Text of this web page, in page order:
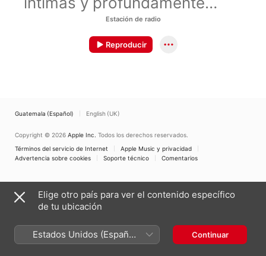
conmovedoras, de
intérpretes selectos.
Estación de radio
Reproducir
Guatemala (Español) English (UK)
Copyright © 2026 Apple Inc. Todos los derechos reservados.
Términos del servicio de Internet
Apple Music y privacidad
Advertencia sobre cookies
Soporte técnico Comentarios
Elige otro país para ver el contenido específico
de tu ubicación
Estados Unidos (Español
México)
Continuar